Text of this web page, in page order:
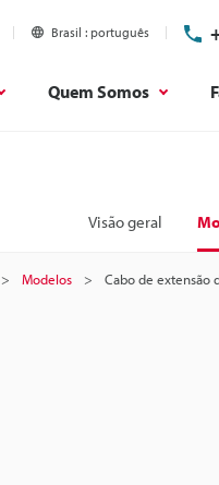
Brasil português
Quem Somos
Visão geral
Modelos
Cabo de extensão